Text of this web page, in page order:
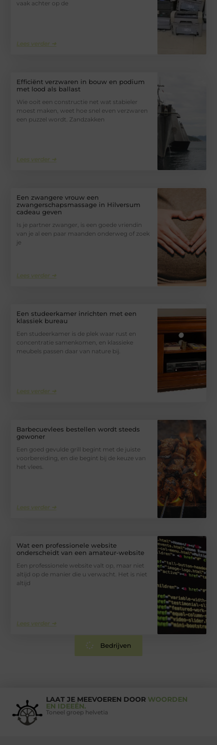
vaak achter op de
Lees verder ➜
Efficiënt verzwaren in bouw en podium
met lood als ballast
Wie ooit een constructie net wat stabieler
moest maken, weet hoe snel even verzwaren
een puzzel wordt. Zandzakken
Lees verder ➜
Een zwangere vrouw een
zwangerschapsmassage in Hilversum
cadeau geven
Is je partner zwanger, is een goede vriendin
van je al een paar maanden onderweg of zoek
je
Lees verder ➜
Een studeerkamer inrichten met een
klassiek bureau
Een studeerkamer is de plek waar rust en
concentratie samenkomen, en klassieke
meubels passen daar van nature bij.
Lees verder ➜
Barbecuevlees bestellen wordt steeds
gewoner
Een goed gevulde grill begint met de juiste
voorbereiding, en die begint bij de keuze van
het vlees.
Lees verder ➜
Wat een professionele website
onderscheidt van een amateur-website
Een professionele website valt op, maar niet
altijd op de manier die u verwacht. Het is niet
altijd
Lees verder ➜
Bedrijven
LAAT JE MEEVOEREN DOOR WOORDEN
EN IDEEËN.
Toneel groep helvetia